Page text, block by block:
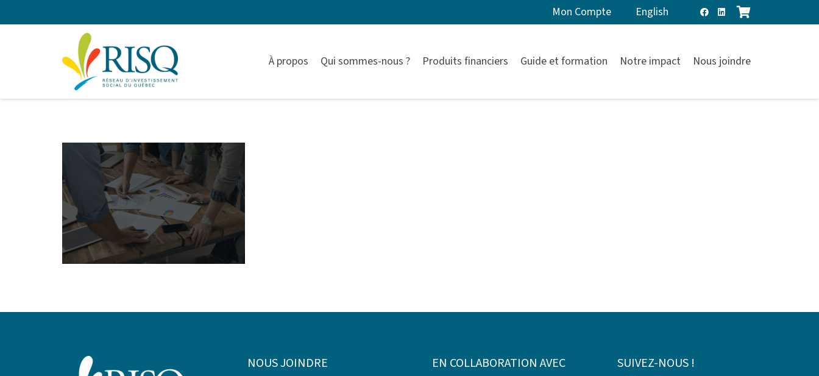
Mon Compte English
À propos Qui sommes-nous ? Produits financiers Guide et formation Notre impact Nous joindre
NOUS JOINDRE EN COLLABORATION AVEC SUIVEZ-NOUS !